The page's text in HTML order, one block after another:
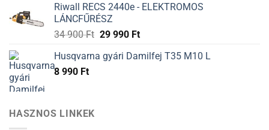
Riwall RECS 2440e - ELEKTROMOS
LÁNCFŰRÉSZ
34 900Ft 29 990 Ft
Husqvarna gyári Damilfej T35 M10 L
8 990 Ft
HASZNOS LINKEK